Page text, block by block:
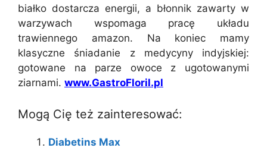
białko dostarcza energii, a błonnik zawarty w
warzywach wspomaga pracę układu
trawiennego amazon. Na koniec mamy
klasyczne śniadanie z medycyny indyjskiej:
gotowane na parze owoce z ugotowanymi
ziarnami. www.GastroFloril.pl
Mogą Cię też zainteresować:
Diabetins Max